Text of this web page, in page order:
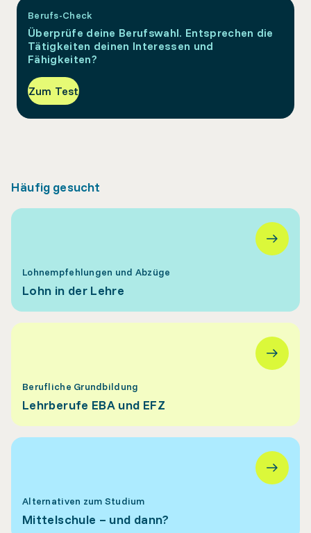
Berufs-Check
Überprüfe deine Berufswahl. Entsprechen die
Tätigkeiten deinen Interessen und
Fähigkeiten?
Zum Test
Häufig gesucht
Lohnempfehlungen und Abzüge
Lohn in der Lehre
Berufliche Grundbildung
Lehrberufe EBA und EFZ
Alternativen zum Studium
Mittelschule – und dann?